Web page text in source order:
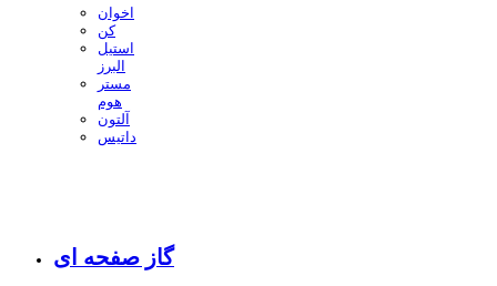
اخوان
کن
استیل
البرز
مستر
هوم
آلتون
داتیس
گاز صفحه ای